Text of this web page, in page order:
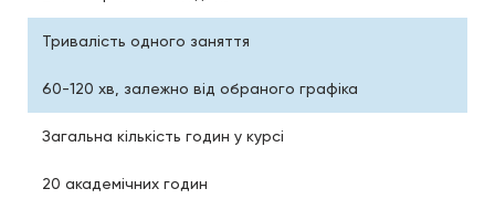
Тривалість одного заняття
60-120 хв, залежно від обраного графіка
Загальна кількість годин у курсі
20 академічних годин